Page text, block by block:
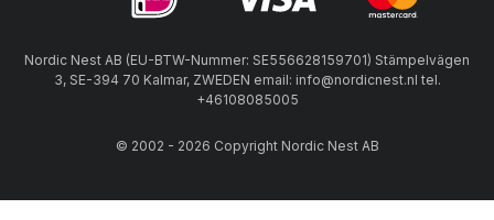
Nordic Nest AB (EU-BTW-Nummer: SE556628159701) Stämpelvägen
3, SE-394 70 Kalmar, ZWEDEN email: info@nordicnest.nl tel.
+46108085005
© 2002 - 2026 Copyright Nordic Nest AB